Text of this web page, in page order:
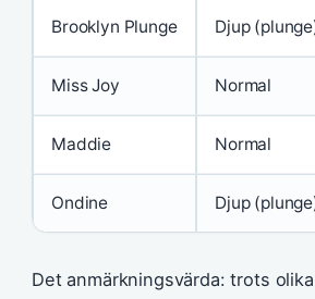
Brooklyn Plunge Djup
Miss Joy Normal
Maddie Normal
Ondine Djup
Det anmärkningsvärda: trots